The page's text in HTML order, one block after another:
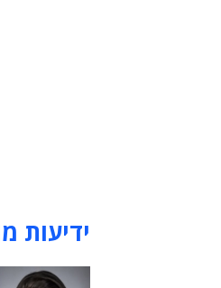
ידיעות